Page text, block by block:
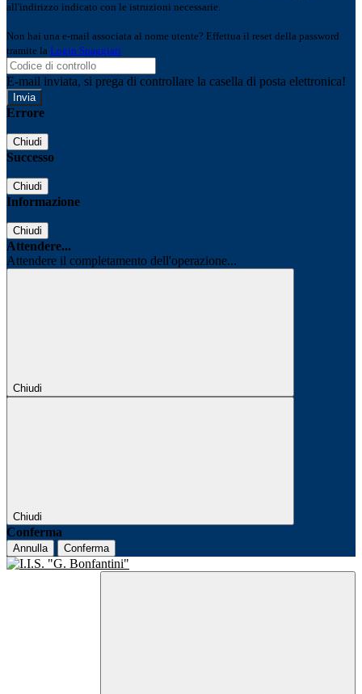
all'indirizzo indicato con le istruzioni necessarie.
Non hai una e-mail associata al nome utente? Effettua il reset della password
tramite la Login Spaggiari
E-mail inviata, si prega di controllare la casella di posta elettronica!
Errore
Chiudi
Successo
Chiudi
Informazione
Chiudi
Attendere...
Attendere il completamento dell'operazione...
Chiudi
Chiudi
Conferma
Annulla Conferma